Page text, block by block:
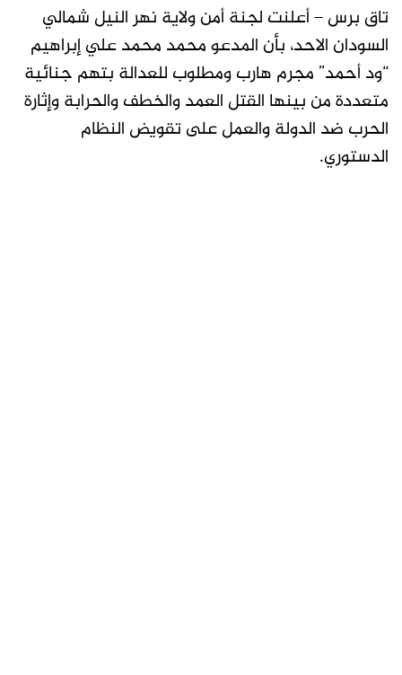
تاق برس – أعلنت لجنة أمن ولاية نهر النيل شمالي
السودان الاحد، بأن المدعو محمد محمد علي إبراهيم
“ود أحمد” مجرم هارب ومطلوب للعدالة بتهم جنائية
متعددة من بينها القتل العمد والخطف والحرابة وإثارة
الحرب ضد الدولة والعمل على تقويض النظام
الدستوري.